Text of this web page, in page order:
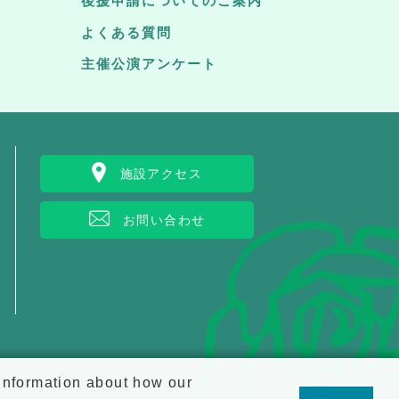
よくある質問
主催公演アンケート
施設アクセス
お問い合わせ
about how our